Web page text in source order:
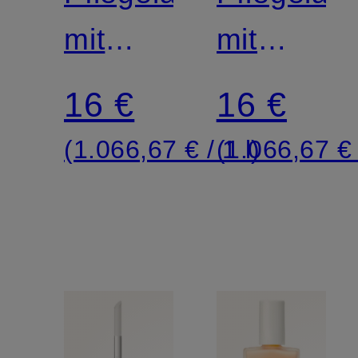
mit
Gloss-
Effekt
16 €
(1.066,67 € / 1 l)
mit
Gloss-
Effekt
16 €
(1.066,67